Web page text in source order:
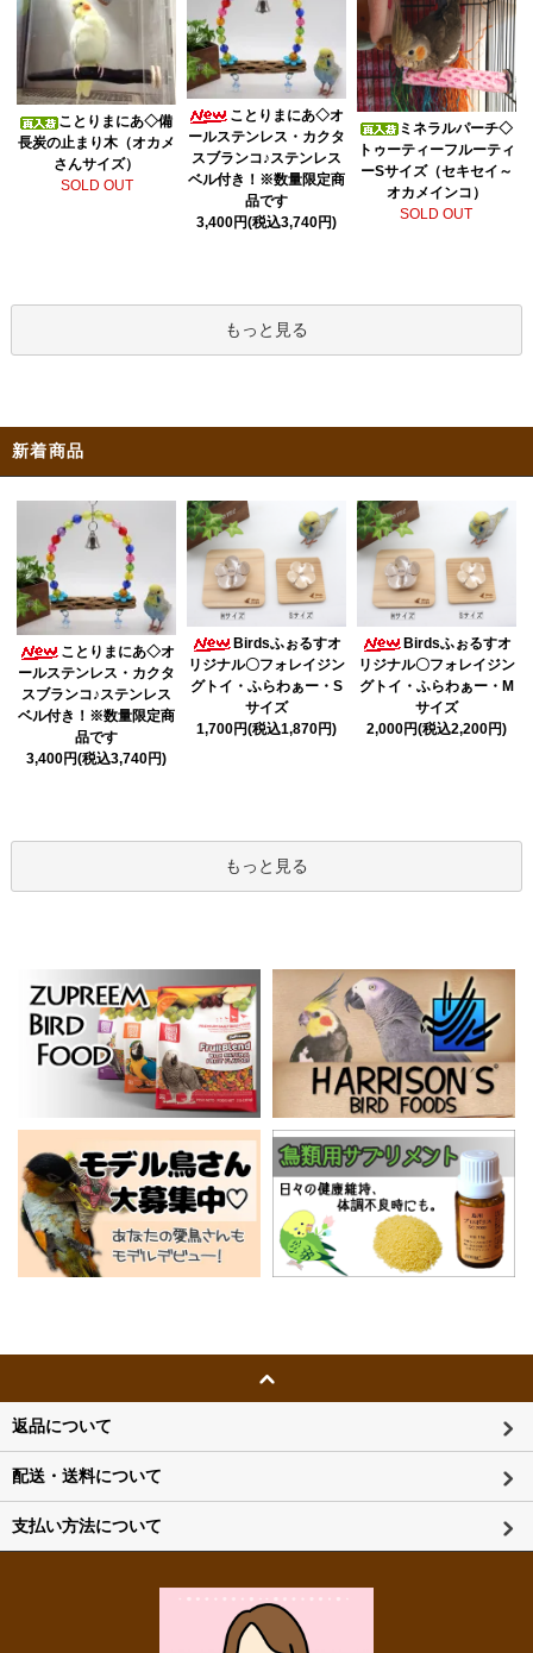
ことりまにあ◇備
長炭の止まり木（オカメ
さんサイズ）
SOLD OUT
ことりまにあ◇オ
ールステンレス・カクタ
スブランコ♪ステンレス
ベル付き！※数量限定商
品です
3,400円(税込3,740円)
ミネラルパーチ◇
トゥーティーフルーティ
ーSサイズ（セキセイ～
オカメインコ）
SOLD OUT
もっと見る
新着商品
ことりまにあ◇オ
ールステンレス・カクタ
スブランコ♪ステンレス
ベル付き！※数量限定商
品です
3,400円(税込3,740円)
Birdsふぉるすオ
リジナル〇フォレイジン
グトイ・ふらわぁー・S
サイズ
1,700円(税込1,870円)
Birdsふぉるすオ
リジナル〇フォレイジン
グトイ・ふらわぁー・M
サイズ
2,000円(税込2,200円)
もっと見る
返品について
配送・送料について
支払い方法について